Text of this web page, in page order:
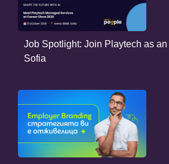
Job Spotlight: Join Playtech as
Sofia